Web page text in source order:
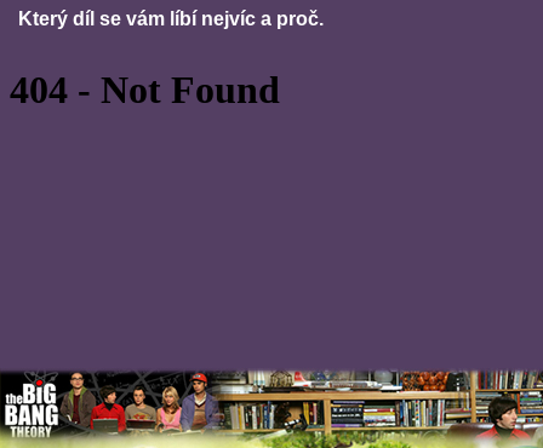
Který díl se vám líbí nejvíc a proč.